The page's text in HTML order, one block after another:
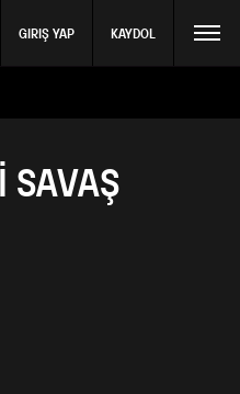
GIRIŞ YAP KAYDOL
SAVAŞ